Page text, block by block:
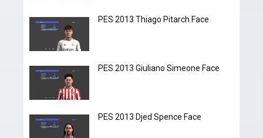
PES 2013 Thiago Pitarch Face
PES 2013 Giuliano Simeone Face
PES 2013 Djed Spence Face